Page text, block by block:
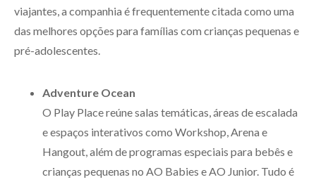
viajantes, a companhia é frequentemente citada como uma
das melhores opções para famílias com crianças pequenas e
pré-adolescentes.
Adventure Ocean
O Play Place reúne salas temáticas, áreas de escalada
e espaços interativos como Workshop, Arena e
Hangout, além de programas especiais para bebês e
crianças pequenas no AO Babies e AO Junior. Tudo é